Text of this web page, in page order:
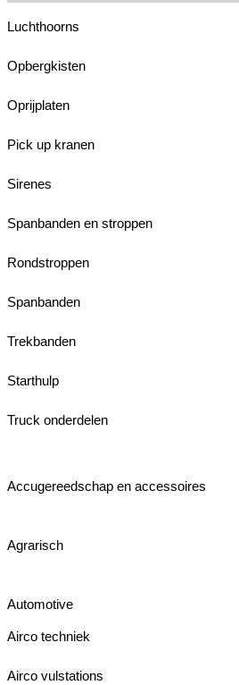
Luchthoorns
Opbergkisten
Oprijplaten
Pick up kranen
Sirenes
Spanbanden en stroppen
Rondstroppen
Spanbanden
Trekbanden
Starthulp
Truck onderdelen
Accugereedschap en accessoires
Agrarisch
Automotive
Airco techniek
Airco vulstations